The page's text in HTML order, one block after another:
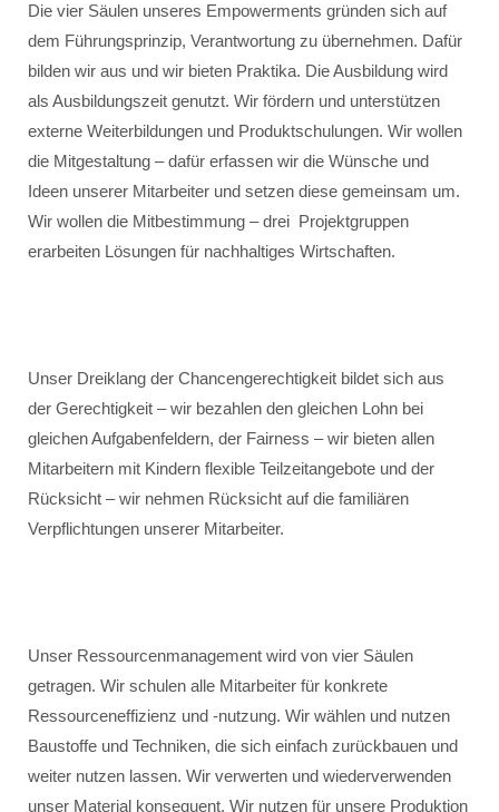
Die vier Säulen unseres Empowerments gründen sich auf
dem Führungsprinzip, Verantwortung zu übernehmen. Dafür
bilden wir aus und wir bieten Praktika. Die Ausbildung wird
als Ausbildungszeit genutzt. Wir fördern und unterstützen
externe Weiterbildungen und Produktschulungen. Wir wollen
die Mitgestaltung – dafür erfassen wir die Wünsche und
Ideen unserer Mitarbeiter und setzen diese gemeinsam um.
Wir wollen die Mitbestimmung – drei Projektgruppen
erarbeiten Lösungen für nachhaltiges Wirtschaften.
Unser Dreiklang der Chancengerechtigkeit bildet sich aus
der Gerechtigkeit – wir bezahlen den gleichen Lohn bei
gleichen Aufgabenfeldern, der Fairness – wir bieten allen
Mitarbeitern mit Kindern flexible Teilzeitangebote und der
Rücksicht – wir nehmen Rücksicht auf die familiären
Verpflichtungen unserer Mitarbeiter.
Unser Ressourcenmanagement wird von vier Säulen
getragen. Wir schulen alle Mitarbeiter für konkrete
Ressourceneffizienz und -nutzung. Wir wählen und nutzen
Baustoffe und Techniken, die sich einfach zurückbauen und
weiter nutzen lassen. Wir verwerten und wiederverwenden
unser Material konsequent. Wir nutzen für unsere Produktion